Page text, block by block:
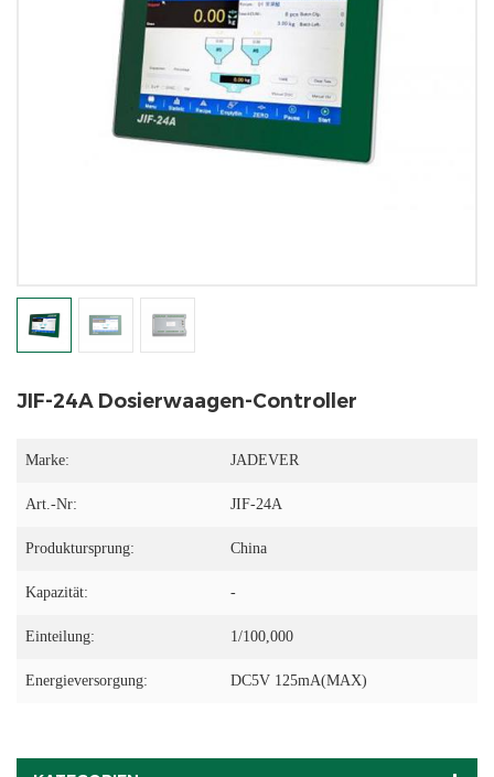
JIF-24A Dosierwaagen-Controller
Marke: JADEVER
Art.-Nr: JIF-24A
Produktursprung: China
Kapazität: -
Einteilung: 1/100,000
Energieversorgung: DC5V 125mA(MAX)